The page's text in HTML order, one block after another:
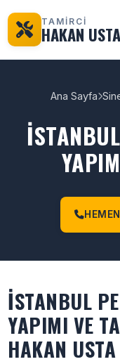
TAMİRCİ
HAKAN USTA
Ana Sayfa
İSTANBUL
YAPIMI VE
HAKAN